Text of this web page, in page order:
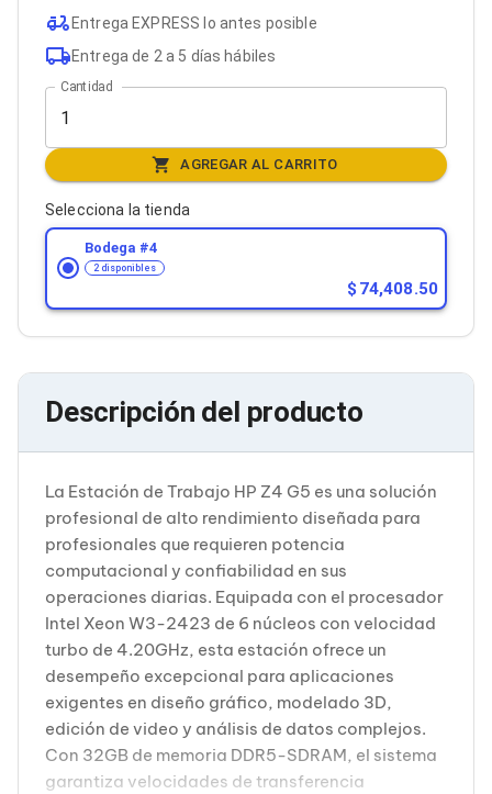
Adaptadores Audio
Adaptadores Audio AUX
Adaptadores Audio USB
Dispositivos de Entrada
Teclados
Teclados Numéricos
Controles de Juego para PC
Servidores
Accesorios para Servidores
Racks y Gabinetes
Cableado Estructurado para Servidores
Cables KVM
Enfriamiento para Servidores
Soportes y Paneles
Sistemas Operativos para Servidores
Ultrium
Discos Duros / SSD / NAS
Accesorios para Discos Duros
Gabinetes de Discos Duros
Discos Duros Externos
Discos Duros para NAS
Discos Duros para Videovigilancia
Discos Duros para Servidores
Accesorios para SSD
Gabinetes para SSD
Almacenamiento MSA
Discos Duros Internos para PC
Discos Duros Internos para Laptop
Entrega EXPRESS lo antes posible
Entrega de 2 a 5 días hábiles
Cantidad
AGREGAR AL CARRITO
Selecciona la tienda
Bodega #4
2 disponibles
74,408.50
Descripción del producto
La Estación de Trabajo HP Z4 G5 es una solución
profesional de alto rendimiento diseñada para
profesionales que requieren potencia
computacional y confiabilidad en sus
operaciones diarias. Equipada con el procesador
Intel Xeon W3-2423 de 6 núcleos con velocidad
turbo de 4.20GHz, esta estación ofrece un
desempeño excepcional para aplicaciones
exigentes en diseño gráfico, modelado 3D,
edición de video y análisis de datos complejos.
Con 32GB de memoria DDR5-SDRAM, el sistema
garantiza velocidades de transferencia